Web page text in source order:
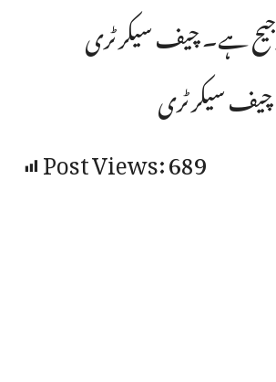
ہے۔ چیف سیکرٹری
چیف سیکرٹری
Post Views:689